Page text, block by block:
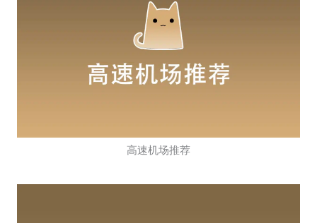
高速机场推荐